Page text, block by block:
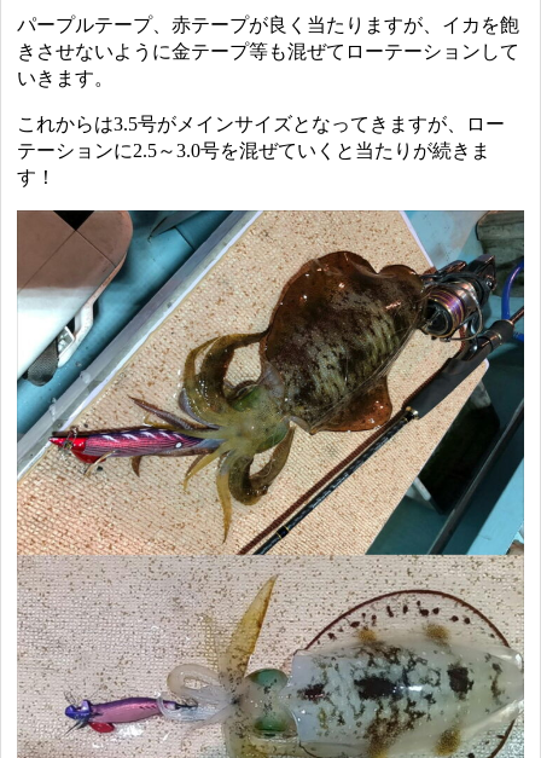
パープルテープ、赤テープが良く当たりますが、イカを飽
きさせないように金テープ等も混ぜてローテーションして
いきます。
これからは3.5号がメインサイズとなってきますが、ロー
テーションに2.5～3.0号を混ぜていくと当たりが続きま
す！